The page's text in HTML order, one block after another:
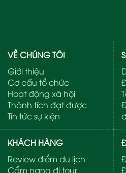
VỀ CHÚNG TÔI
Giới thiệu
Cơ cấu tổ chức
Hoạt động xã hội
Thành tích đạt được
Tin tức sự kiện
KHÁCH HÀNG
Review điểm du lịch
Cẩm nang đi tour